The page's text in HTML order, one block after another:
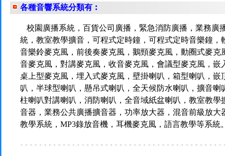
各種音響系統分類有︰
校園廣播系統，百貨公司廣播，緊急消防廣播，業務廣
統，教室教學擴音，可程式定時鐘，可程式定時音樂鐘，
音樂鈴麥克風，前後奏麥克風，鵝頸麥克風，動圈式麥克
音麥克風，對講麥克風，收音麥克風，會議型麥克風，嵌
桌上型麥克風，埋入式麥克風，壁掛喇叭，箱型喇叭，嵌
叭，半球型喇叭，懸吊式喇叭，全天候防水喇叭，擴音喇
柱喇叭對講喇叭，消防喇叭，全音域紙盆喇叭，教室教學
音器，業務公共廣播擴音器，功率放大器，混音前級放大
教學系統，MP3錄放音機，耳機麥克風，語言教學等系統